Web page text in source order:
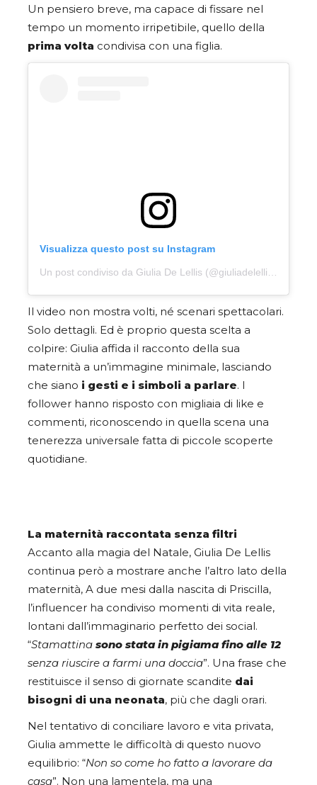
Un pensiero breve, ma capace di fissare nel
tempo un momento irripetibile, quello della
prima volta condivisa con una figlia.
Visualizza questo post su Instagram
Un post condiviso da Giulia De Lellis (@giuliadelellis103)
Il video non mostra volti, né scenari spettacolari.
Solo dettagli. Ed è proprio questa scelta a
colpire: Giulia affida il racconto della sua
maternità a un’immagine minimale, lasciando
che siano i gesti e i simboli a parlare. I
follower hanno risposto con migliaia di like e
commenti, riconoscendo in quella scena una
tenerezza universale fatta di piccole scoperte
quotidiane.
La maternità raccontata senza filtri
Accanto alla magia del Natale, Giulia De Lellis
continua però a mostrare anche l’altro lato della
maternità, A due mesi dalla nascita di Priscilla,
l’influencer ha condiviso momenti di vita reale,
lontani dall’immaginario perfetto dei social.
“Stamattina sono stata in pigiama fino alle 12
senza riuscire a farmi una doccia”. Una frase che
restituisce il senso di giornate scandite dai
bisogni di una neonata, più che dagli orari.
Nel tentativo di conciliare lavoro e vita privata,
Giulia ammette le difficoltà di questo nuovo
equilibrio: “Non so come ho fatto a lavorare da
casa”. Non una lamentela, ma una